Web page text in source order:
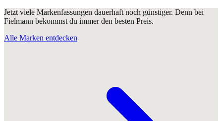
Jetzt viele Markenfassungen dauerhaft noch günstiger. Denn bei
Fielmann bekommst du immer den besten Preis.
Alle Marken entdecken